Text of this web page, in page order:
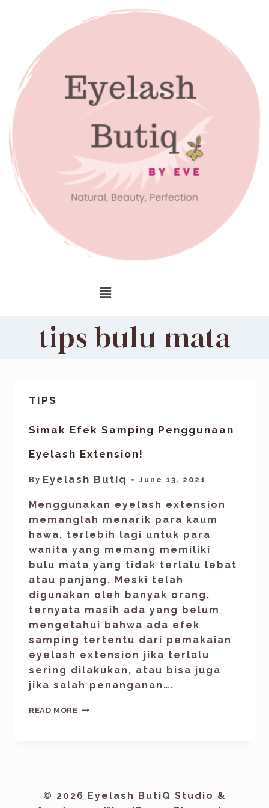
tips bulu mata
TIPS
Simak Efek Samping Penggunaan
Eyelash Extension!
By Eyelash Butiq June 13, 2021
Menggunakan eyelash extension
memanglah menarik para kaum
hawa, terlebih lagi untuk para
wanita yang memang memiliki
bulu mata yang tidak terlalu lebat
atau panjang. Meski telah
digunakan oleh banyak orang,
ternyata masih ada yang belum
mengetahui bahwa ada efek
samping tertentu dari pemakaian
eyelash extension jika terlalu
sering dilakukan, atau bisa juga
jika salah penanganan….
READ MORE
© 2026 Eyelash ButiQ Studio &